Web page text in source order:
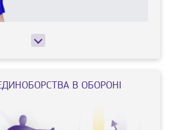
В ОБОРОНІ